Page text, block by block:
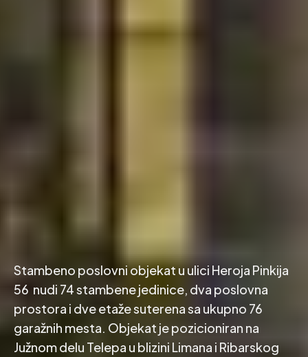
Stambeno poslovni objekat u ulici Heroja Pinkija
56 nudi 74 stambene jedinice, dva poslovna
prostora i dve etaže suterena sa ukupno 76
garažnih mesta. Objekat je pozicioniran na
Južnom delu Telepa u blizini Limana i Ribarskog